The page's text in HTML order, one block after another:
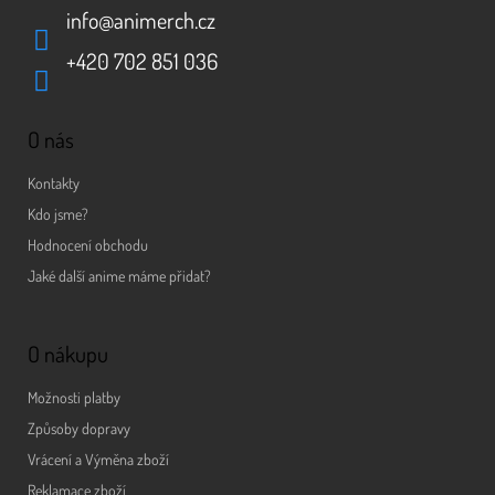
info@animerch.cz
+420 702 851 036
O nás
Kontakty
Kdo jsme?
Hodnocení obchodu
Jaké další anime máme přidat?
O nákupu
Možnosti platby
Způsoby dopravy
Vrácení a Výměna zboží
Reklamace zboží